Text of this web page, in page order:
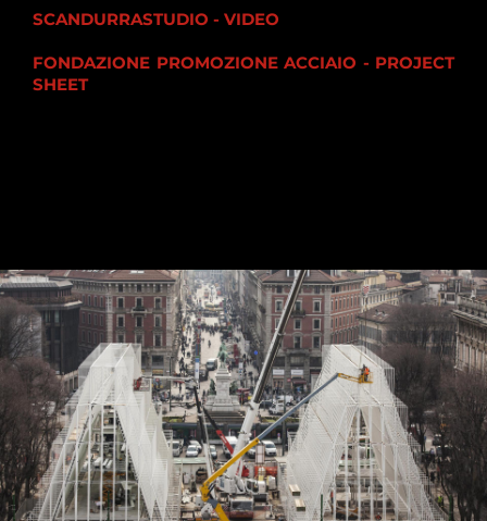
SCANDURRASTUDIO - VIDEO
FONDAZIONE PROMOZIONE ACCIAIO - PROJECT
SHEET